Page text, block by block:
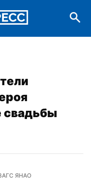
свадьбы
ЯНАО